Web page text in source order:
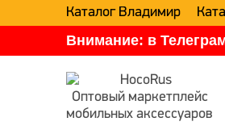
Каталог Владимир
Внимание: в
Оптовый маркетплейс
мобильных аксессуаров